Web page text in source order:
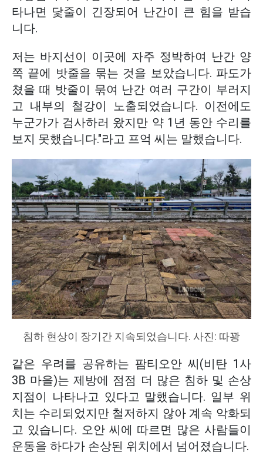
타나면 닻줄이 긴장되어 난간이 큰 힘을 받습
니다.
저는 바지선이 이곳에 자주 정박하여 난간 양
쪽 끝에 밧줄을 묶는 것을 보았습니다. 파도가
쳤을 때 밧줄이 묶여 난간 여러 구간이 부러지
고 내부의 철강이 노출되었습니다. 이전에도
누군가가 검사하러 왔지만 약 1년 동안 수리를
보지 못했습니다."라고 프억 씨는 말했습니다.
침하 현상이 장기간 지속되었습니다. 사진: 따꽝
같은 우려를 공유하는 팜티오안 씨(비탄 1사
3B 마을)는 제방에 점점 더 많은 침하 및 손상
지점이 나타나고 있다고 말했습니다. 일부 위
치는 수리되었지만 철저하지 않아 계속 악화되
고 있습니다. 오안 씨에 따르면 많은 사람들이
운동을 하다가 손상된 위치에서 넘어졌습니다.